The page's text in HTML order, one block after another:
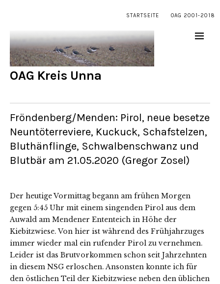
STARTSEITE OAG 2001-2018
OAG Kreis Unna
Fröndenberg/Menden: Pirol, neue besetze
Neuntöterreviere, Kuckuck, Schafstelzen,
Bluthänflinge, Schwalbenschwanz und
Blutbär am 21.05.2020 (Gregor Zosel)
Der heutige Vormittag begann am frühen Morgen
gegen 5:45 Uhr mit einem singenden Pirol aus dem
Auwald am Mendener Ententeich in Höhe der
Kiebitzwiese. Von hier ist während des Frühjahrzuges
immer wieder mal ein rufender Pirol zu vernehmen.
Leider ist das Brutvorkommen schon seit Jahrzehnten
in diesem NSG erloschen. Ansonsten konnte ich für
den östlichen Teil der Kiebitzwiese neben den üblichen